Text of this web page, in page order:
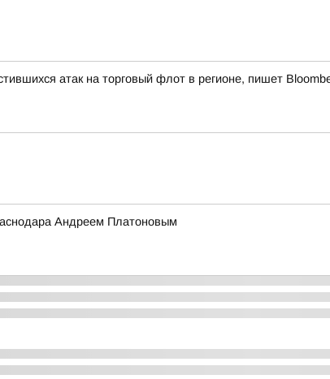
атак на торговый флот в регионе, пишет
Андреем Платоновым